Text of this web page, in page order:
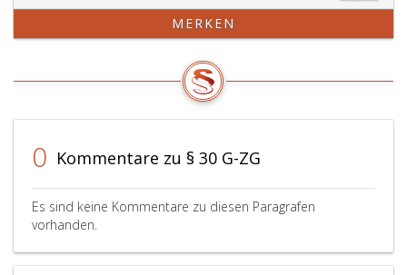
MERKEN
0 Kommentare zu § 30 G-ZG
Es sind keine Kommentare zu diesen Paragrafen
vorhanden.